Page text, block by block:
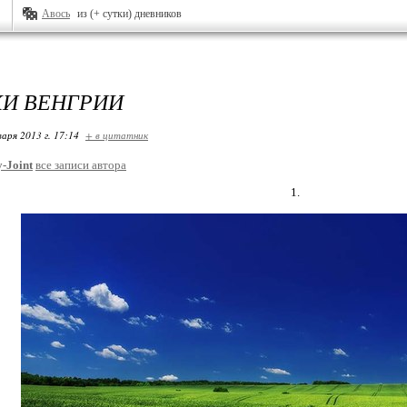
Авось из (+ сутки) дневников
ВЕНГРИИ
2013 г. 17:14 + в цитатник
Joint все записи автора
1.